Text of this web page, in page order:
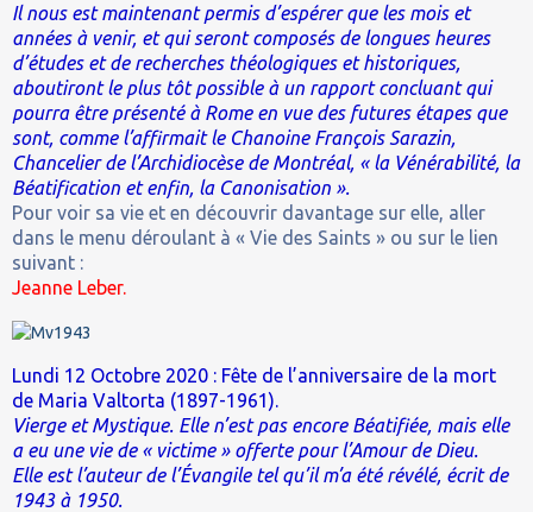
Il nous est maintenant permis d’espérer que les mois et
années à venir, et qui seront composés de longues heures
d’études et de recherches théologiques et historiques,
aboutiront le plus tôt possible à un rapport concluant qui
pourra être présenté à Rome en vue des futures étapes que
sont, comme l’affirmait le Chanoine François Sarazin,
Chancelier de l’Archidiocèse de Montréal, « la Vénérabilité, la
Béatification et enfin, la Canonisation ».
Pour voir sa vie et en découvrir davantage sur elle, aller
dans le menu déroulant à « Vie des Saints » ou sur le lien
suivant :
Jeanne Leber.
Lundi 12 Octobre 2020 : Fête de l’anniversaire de la mort
de Maria Valtorta (1897-1961).
Vierge et Mystique. Elle n’est pas encore Béatifiée, mais elle
a eu une vie de « victime » offerte pour l’Amour de Dieu.
Elle est l’auteur de l’Évangile tel qu’il m’a été révélé, écrit de
1943 à 1950.